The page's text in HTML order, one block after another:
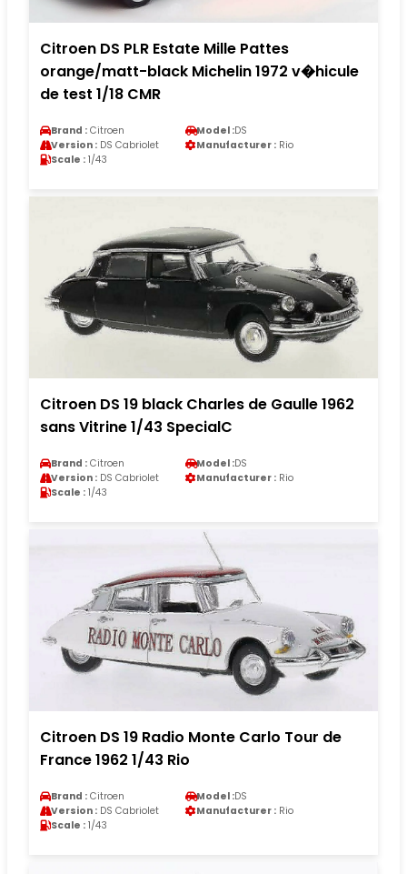
Citroen DS PLR Estate Mille Pattes
orange/matt-black Michelin 1972 v�hicule
de test 1/18 CMR
Brand : Citroen Model :DS
Version : DS Cabriolet Manufacturer : Rio
Scale : 1/43
Citroen DS 19 black Charles de Gaulle 1962
sans Vitrine 1/43 SpecialC
Brand : Citroen Model :DS
Version : DS Cabriolet Manufacturer : Rio
Scale : 1/43
Citroen DS 19 Radio Monte Carlo Tour de
France 1962 1/43 Rio
Brand : Citroen Model :DS
Version : DS Cabriolet Manufacturer : Rio
Scale : 1/43